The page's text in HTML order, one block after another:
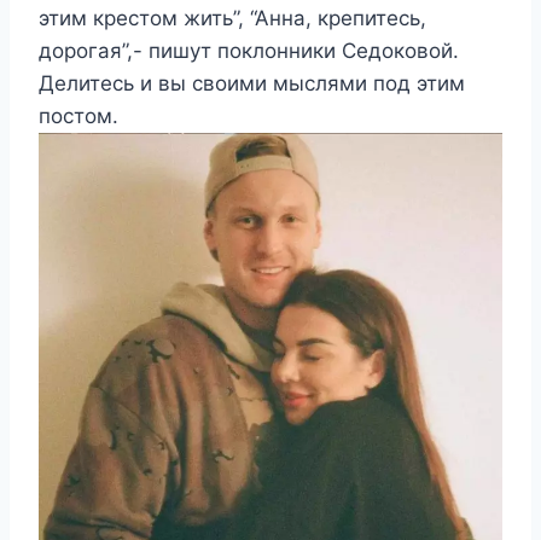
этим крестом жить”, “Анна, крепитесь,
дорогая”,- пишут поклонники Седоковой.
Делитесь и вы своими мыслями под этим
постом.